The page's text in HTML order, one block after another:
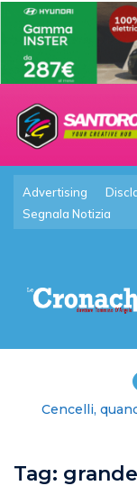
Advertising
Segnala Notizia
Cencelli,
Tag: